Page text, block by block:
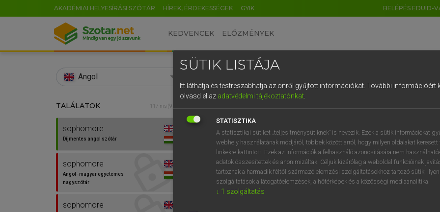
AKADÉMIAI HELYESÍRÁSI SZÓTÁR HÍREK, ÉRDEKESSÉGEK GYIK BELÉPÉS EDUID-
KEDVENCEK ELŐZMÉNYEK
Angol
TALÁLATOK 117 ms (9 db)
sophomore
Díjmentes angol szótár
sophomore
Angol−magyar egyetemes
nagyszótár
sophomore
Díjmentes angol szótár
sophomore mn /fn másodéves
⚲ sophomorekeresése szótárainkban
SÜTIK LISTÁJA
Itt láthatja és testreszabhatja az önről gyűjtött információkat. További információért
olvasd el az adatvédelmi tájékoztatónkat.
STATISZTIKA
A statisztikai sütiket „teljesítménysütiknek” is nevezik. Ezek a sütik információkat
webhely használatának módjáról, többek között arról, hogy milyen oldalakat keresett
linkekre kattintott. Ezek az információk a felhasználó azonosítására nem
adatok összesítettek és anonimizáltak. Céljuk kizárólag a weboldal funkcióinak
tartoznak a harmadik féltől származó elemzési szolgáltatásokhoz tartozó sütik;
szolgáltatások a látogatóelemzések, a hőtérképek és a közösségi médiaanalitika.
↓ 1 szolgáltatás
EN HU DE CN FR ES IT NL
0 1 2 3 4 5 6 7 8 9
q w e r t z u i
a s d f g h j k l é
í y x c v b n m , .